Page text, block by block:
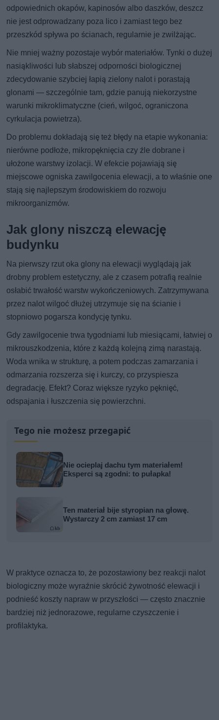
odpowiednich okapów, kapinosów albo daszków, deszcz
nie jest odprowadzany poza lico i zamiast tego bez
przeszkód spływa po ścianach, regularnie je zwilżając.
Nie mniej ważny pozostaje wybór materiałów. Tynki o dużej
nasiąkliwości lub słabszej odporności biologicznej
zdecydowanie szybciej łapią zielony nalot i porastają
glonami — szczególnie tam, gdzie panują niekorzystne
warunki mikroklimatyczne (cień, wilgoć, ograniczona
cyrkulacja powietrza).
Do problemu dokładają się też błędy na etapie wykonania:
nierówne podłoże, mikropęknięcia czy źle dobrane i
ułożone warstwy izolacji. W efekcie pojawiają się
miejscowe ogniska zawilgocenia elewacji, a to właśnie one
stają się najlepszym środowiskiem do rozwoju
mikroorganizmów.
Jak glony niszczą elewację
budynku
Na pierwszy rzut oka glony na elewacji wyglądają jak
drobny problem estetyczny, ale z czasem potrafią realnie
osłabić trwałość warstw wykończeniowych. Zatrzymywana
przez nalot wilgoć dłużej utrzymuje się na ścianie i
stopniowo pogarsza kondycję tynku.
Gdy zawilgocenie trwa tygodniami lub miesiącami, łatwiej o
mikrouszkodzenia, które z każdą kolejną zimą narastają.
Woda wnika w strukturę, a potem podczas zamarzania i
odmarzania rozszerza się i kurczy, co przyspiesza
degradację. Efekt? Coraz większe ryzyko pęknięć,
odspajania i łuszczenia się powierzchni.
Tego nie możesz przegapić
Nie ocieplaj dachu tym materiałem!
Eksperci są zgodni: to pułapka!
Ten materiał bije styropian na głowę.
Wystarczy 2 cm zamiast 17 cm
W praktyce oznacza to, że pozostawiony bez reakcji nalot
biologiczny może wyraźnie skrócić żywotność elewacji i
podnieść koszty napraw w przyszłości — często znacznie
bardziej niż jednorazowe, regularne czyszczenie i
profilaktyka.